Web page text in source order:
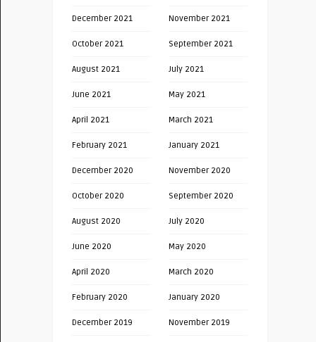
December 2021 November 2021
October 2021 September 2021
August 2021 July 2021
June 2021 May 2021
April 2021 March 2021
February 2021 January 2021
December 2020 November 2020
October 2020 September 2020
August 2020 July 2020
June 2020 May 2020
April 2020 March 2020
February 2020 January 2020
December 2019 November 2019